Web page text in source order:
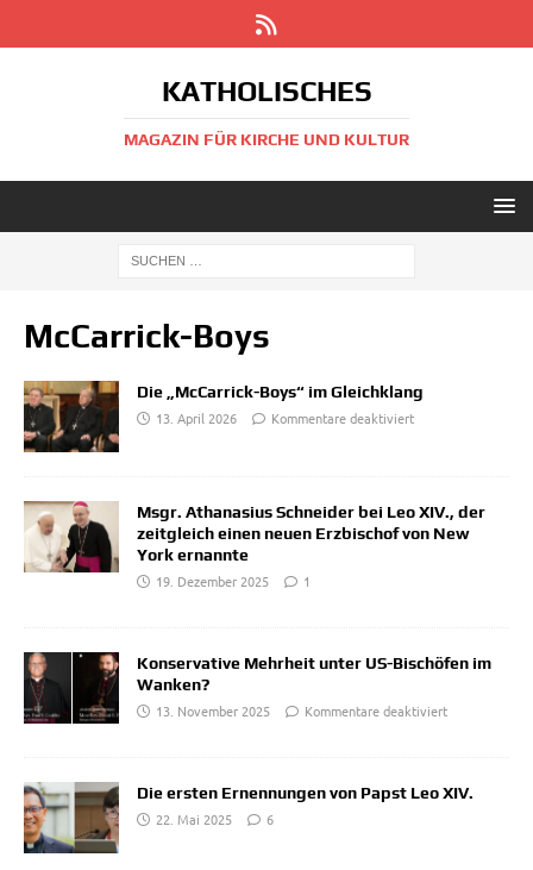
KATHOLISCHES
MAGAZIN FÜR KIRCHE UND KULTUR
McCarrick-Boys
Die „McCarrick-Boys“ im Gleichklang
13. April 2026
Kommentare deaktiviert
Msgr. Athanasius Schneider bei Leo XIV., der
zeitgleich einen neuen Erzbischof von New
York ernannte
19. Dezember 2025
1
Konservative Mehrheit unter US-Bischöfen im
Wanken?
13. November 2025
Kommentare deaktiviert
Die ersten Ernennungen von Papst Leo XIV.
22. Mai 2025
6